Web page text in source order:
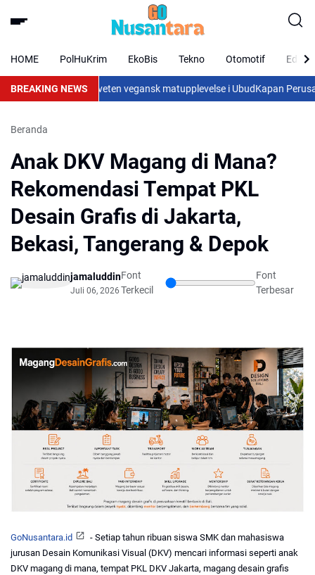
HOME PolHuKrim EkoBis Tekno Otomotif
BREAKING NEWS
mat och en medveten vegansk matupplevelse i UbudKapan
Beranda
Anak DKV Magang di Mana?
Rekomendasi Tempat PKL
Desain Grafis di Jakarta,
Bekasi, Tangerang & Depok
jamaluddin
Juli 06, 2026
Font
Terkecil
Font
Terbesar
GoNusantara.id
- Setiap tahun ribuan siswa SMK dan mahasiswa
jurusan Desain Komunikasi Visual (DKV) mencari informasi seperti anak
DKV magang di mana, tempat PKL DKV Jakarta, magang desain grafis